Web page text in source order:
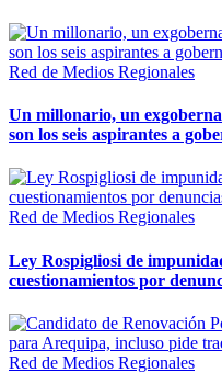
Red de Medios Regionales
Un millonario, un
son los seis aspirantes a
Red de Medios Regionales
Ley Rospigliosi de
cuestionamientos por
Red de Medios Regionales